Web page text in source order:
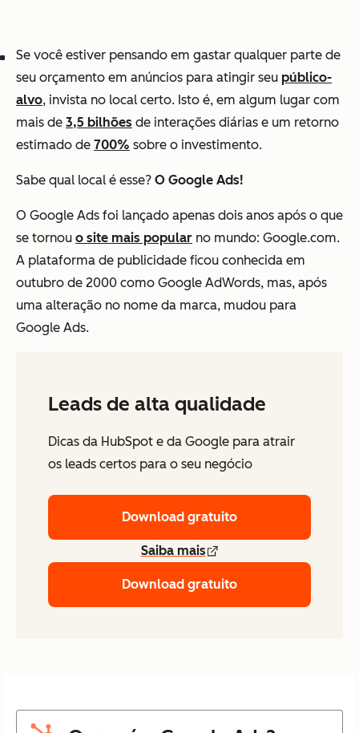
Se você estiver pensando em gastar qualquer parte de
seu orçamento em anúncios para atingir seu público-
alvo, invista no local certo. Isto é, em algum lugar com
mais de 3,5 bilhões de interações diárias e um retorno
estimado de 700% sobre o investimento.
Sabe qual local é esse? O Google Ads!
O Google Ads foi lançado apenas dois anos após o que
se tornou o site mais popular no mundo: Google.com.
A plataforma de publicidade ficou conhecida em
outubro de 2000 como Google AdWords, mas, após
uma alteração no nome da marca, mudou para
Google Ads.
Leads de alta qualidade
Dicas da HubSpot e da Google para atrair
os leads certos para o seu negócio
Download gratuito
Saiba mais
Download gratuito